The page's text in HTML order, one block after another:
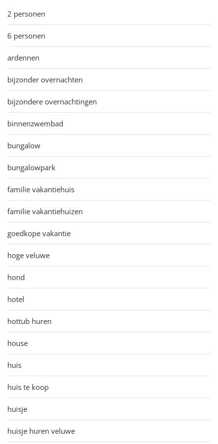
2 personen
6 personen
ardennen
bijzonder overnachten
bijzondere overnachtingen
binnenzwembad
bungalow
bungalowpark
familie vakantiehuis
familie vakantiehuizen
goedkope vakantie
hoge veluwe
hond
hotel
hottub huren
house
huis
huis te koop
huisje
huisje huren veluwe